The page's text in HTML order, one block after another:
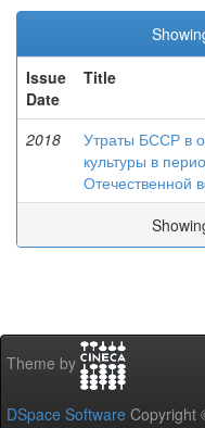
Issue
Date
Title
2018
Утраты БССР в
культуры в
Отечественной
Theme by
DSpace Software Copyright